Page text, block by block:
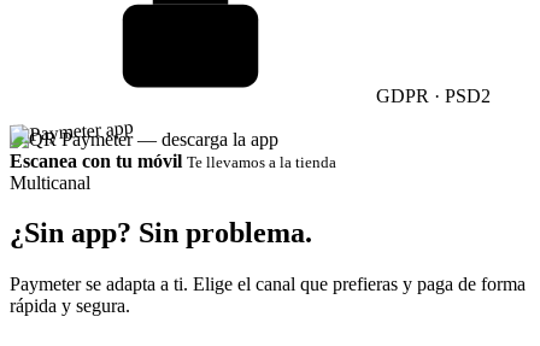
GDPR · PSD2
Escanea con tu móvil Te llevamos a la tienda
Multicanal
¿Sin app? Sin problema.
Paymeter se adapta a ti. Elige el canal que prefieras y paga de forma
rápida y segura.